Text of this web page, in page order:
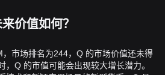
价值如何？
市场排名为244，Q 的市场价值还未得
，Q 的市值可能会出现较大增长潜力。